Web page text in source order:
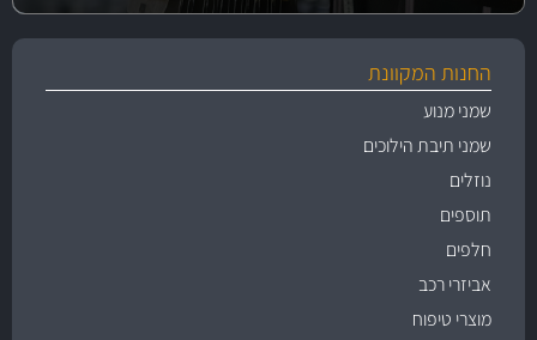
החנות המקוונת
שמני מנוע
שמני תיבת הילוכים
נוזלים
תוספים
חלפים
אביזרי רכב
מוצרי טיפוח